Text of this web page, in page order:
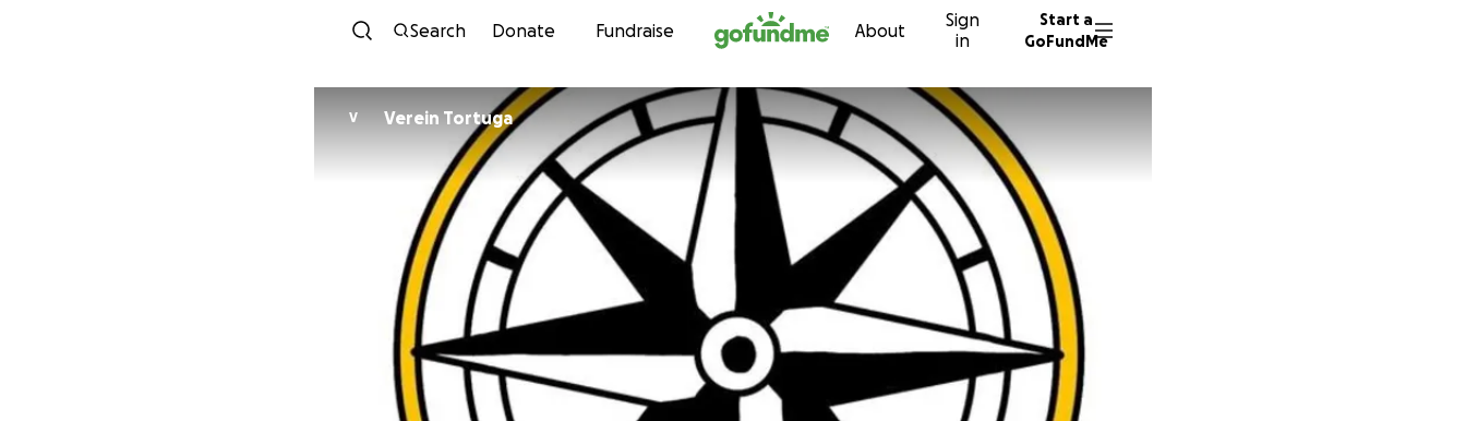
Skip to content
Search Donate Fundraise About
Sign
in
Start a
GoFundMe
V Verein Tortuga